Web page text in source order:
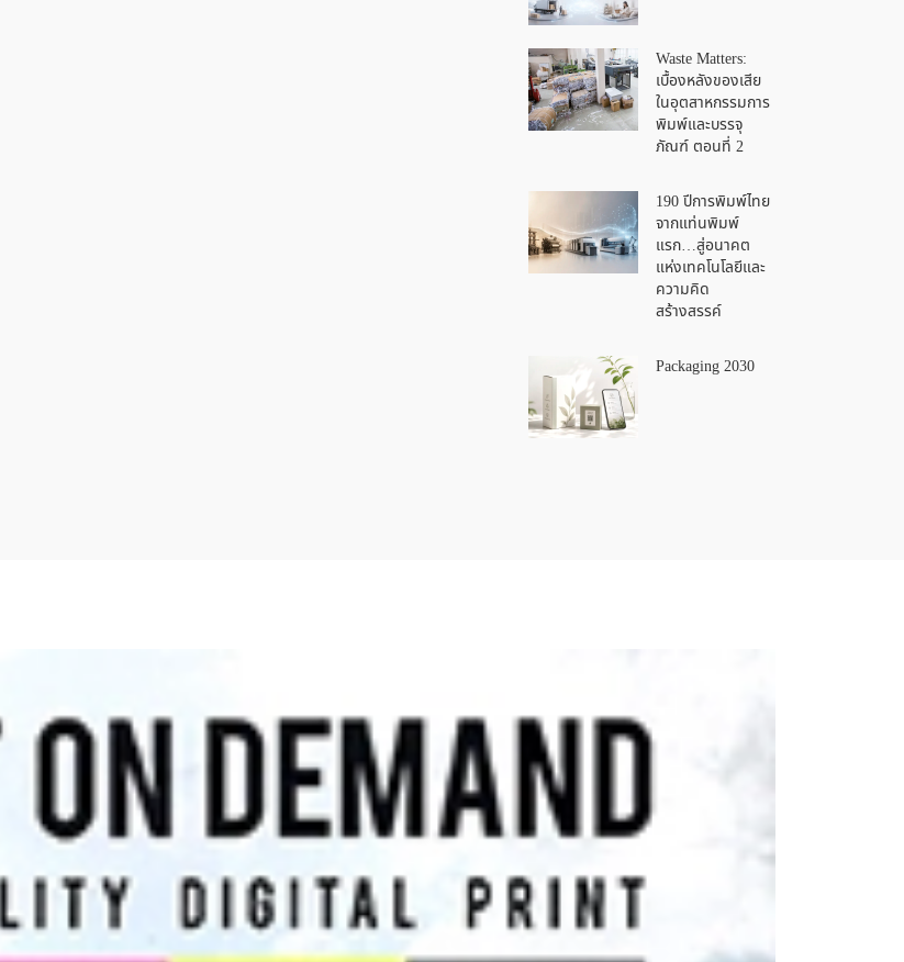
Waste Matters:
เบื้องหลังของเสีย
ในอุตสาหกรรมการ
พิมพ์และบรรจุ
ภัณฑ์ ตอนที่ 2
190 ปีการพิมพ์ไทย
จากแท่นพิมพ์
แรก…สู่อนาคต
แห่งเทคโนโลยีและ
ความคิด
สร้างสรรค์
Packaging 2030